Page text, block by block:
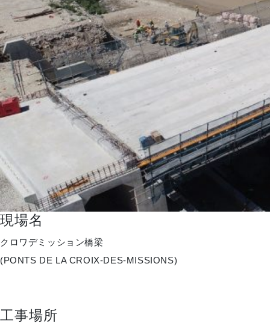
現場名
クロワデミッション橋梁
(PONTS DE LA CROIX-DES-MISSIONS)
工事場所